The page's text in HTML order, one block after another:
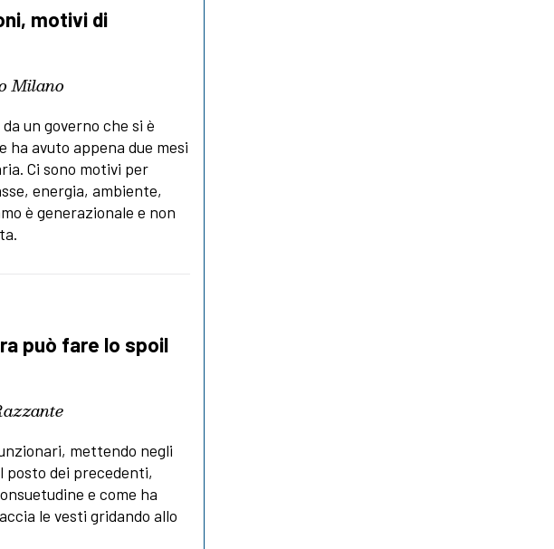
motivi di
Milano
un governo che si è
ha avuto appena due mesi
Ci sono motivi per
energia, ambiente,
è generazionale e non
può fare lo spoil
mettendo negli
posto dei precedenti,
e come ha
le vesti gridando allo